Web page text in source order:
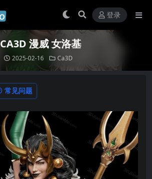
登录
CA3D 漫威 女洛基
2025-02-16 Ca3D
常见问题